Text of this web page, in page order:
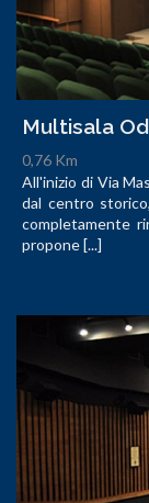
Multisala
0,76 Km
All'inizio di Via
dal centro
completamente
propone [...]